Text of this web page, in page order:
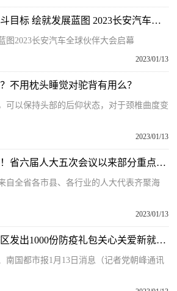
环球今亮点！坚定奋斗目标 绘就发展蓝图 2023长安汽车全球伙伴大会启幕
图2023长安汽车全球伙伴大会启幕
2023/01/13
不用枕头睡觉对驼背有用么？
可以保持头部的后仰状态，对于颈椎曲度变
2023/01/13
办理有效，落地有声！省六届人大五次会议以来部分重点督办建议盘点
自全省各市县、各行业的人大代表齐聚海
2023/01/13
焦点要闻：海口龙华区发出1000份防疫礼包关心关爱新就业群体
南国都市报1月13日消息（记者党朝峰通讯